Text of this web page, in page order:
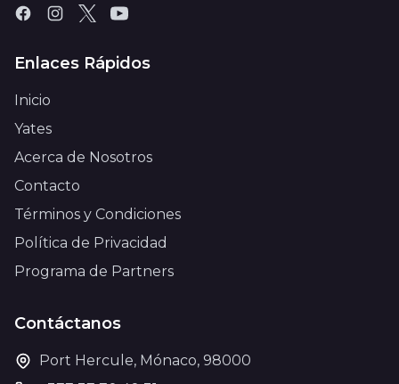
Enlaces Rápidos
Inicio
Yates
Acerca de Nosotros
Contacto
Términos y Condiciones
Política de Privacidad
Programa de Partners
Contáctanos
Port Hercule, Mónaco, 98000